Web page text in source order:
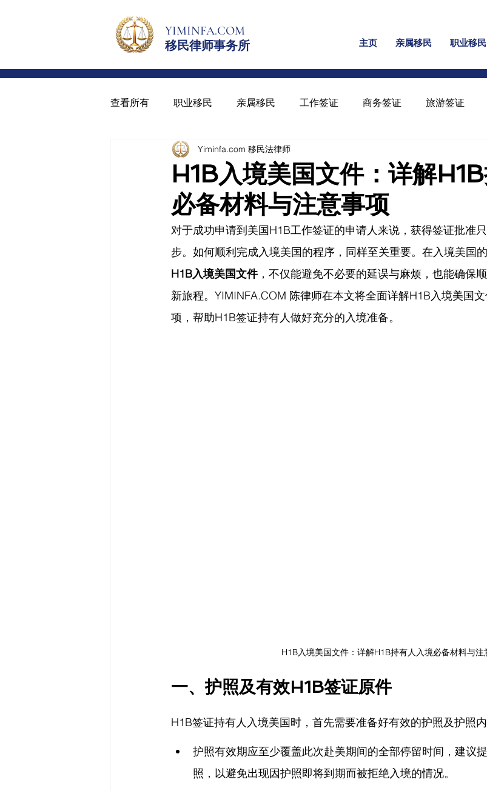
YIMINFA.COM
移民律师事务所
主页 亲属移民 职业移民
查看所有 职业移民 亲属移民 工作签证 商务签证 旅游签证
绿卡与入籍 青少年绿卡 保释
H1B入境美国文件：详解
必备材料与注意事项
Yiminfa.com 移民法律师
对于成功申请到美国H1B工作签证的申请人来说，获得签证批准
步。如何顺利完成入境美国的程序，同样至关重要。在入境美国
H1B入境美国文件，不仅能避免不必要的延误与麻烦，也能确保
新旅程。 YIMINFA.COM 陈律师在本文将全面详解H1B入境美国
项，帮助H1B签证持有人做好充分的入境准备。
H1B入境美国文件：详解H1B持有人入境必备材料与注
一、护照及有效H1B签证原件
H1B签证持有人入境美国时，首先需要准备好有效的护照及护照内
护照有效期应至少覆盖此次赴美期间的全部停留时间，建议
照，以避免出现因护照即将到期而被拒绝入境的情况。